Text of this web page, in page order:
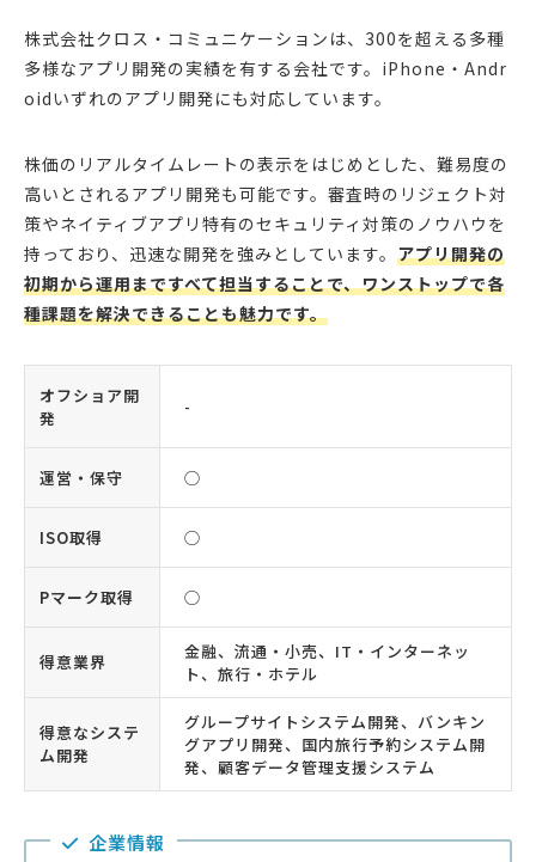
株式会社クロス・コミュニケーションは、300を超える多種
多様なアプリ開発の実績を有する会社です。iPhone・Andr
oidいずれのアプリ開発にも対応しています。
株価のリアルタイムレートの表示をはじめとした、難易度の
高いとされるアプリ開発も可能です。審査時のリジェクト対
策やネイティブアプリ特有のセキュリティ対策のノウハウを
持っており、迅速な開発を強みとしています。 アプリ開発の
初期から運用まですべて担当することで、ワンストップで各
種課題を解決できることも魅力です。
オフショア開
発
-
運営・保守 ◯
ISO取得 ◯
Pマーク取得 ◯
得意業界
金融、流通・小売、IT・インターネッ
ト、旅行・ホテル
得意なシステ
ム開発
グループサイトシステム開発、バンキン
グアプリ開発、国内旅行予約システム開
発、顧客データ管理支援システム
企業情報